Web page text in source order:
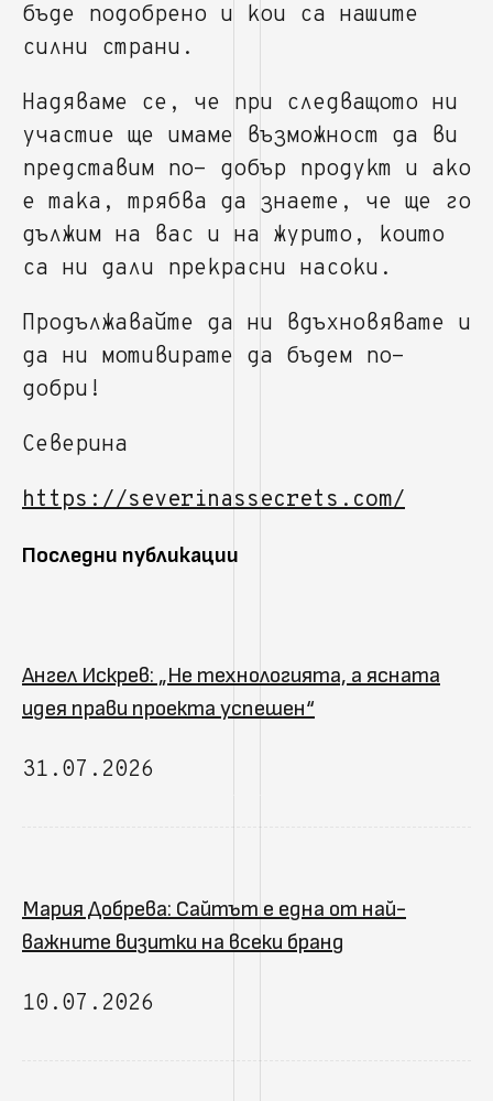
бъде подобрено и кои са нашите
силни страни.
Надяваме се, че при следващото ни
участие ще имаме възможност да ви
представим по- добър продукт и ако
е така, трябва да знаете, че ще го
дължим на вас и на журито, които
са ни дали прекрасни насоки.
Продължавайте да ни вдъхновявате и
да ни мотивирате да бъдем по-
добри!
Северина
https://severinassecrets.com/
Последни публикации
Ангел Искрев: „Не технологията, а ясната
идея прави проекта успешен“
31.07.2026
Мария Добрева: Сайтът е една от най-
важните визитки на всеки бранд
10.07.2026